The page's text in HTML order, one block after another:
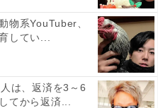
物系YouTuber、
してい...
は、返済を3～6
てから返済...